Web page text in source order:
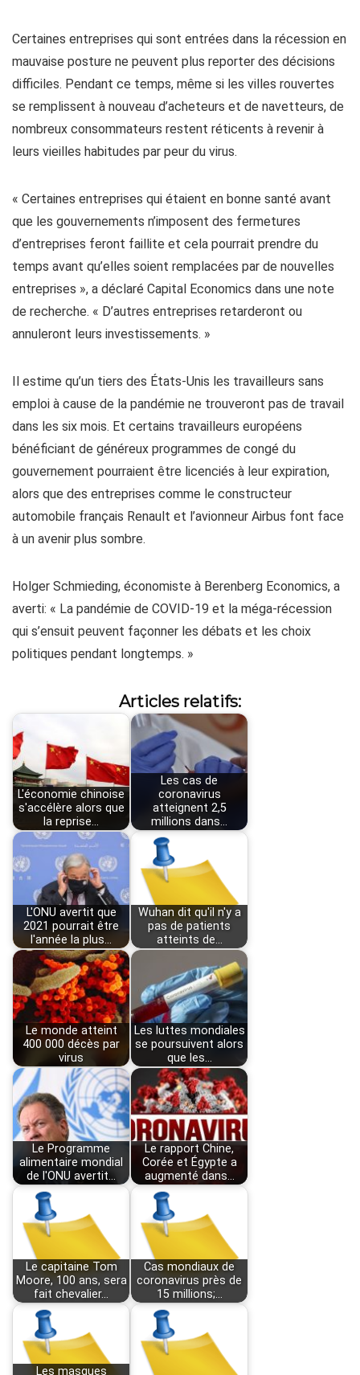
Certaines entreprises qui sont entrées dans la récession en
mauvaise posture ne peuvent plus reporter des décisions
difficiles. Pendant ce temps, même si les villes rouvertes
se remplissent à nouveau d’acheteurs et de navetteurs, de
nombreux consommateurs restent réticents à revenir à
leurs vieilles habitudes par peur du virus.
« Certaines entreprises qui étaient en bonne santé avant
que les gouvernements n’imposent des fermetures
d’entreprises feront faillite et cela pourrait prendre du
temps avant qu’elles soient remplacées par de nouvelles
entreprises », a déclaré Capital Economics dans une note
de recherche. « D’autres entreprises retarderont ou
annuleront leurs investissements. »
Il estime qu’un tiers des États-Unis les travailleurs sans
emploi à cause de la pandémie ne trouveront pas de travail
dans les six mois. Et certains travailleurs européens
bénéficiant de généreux programmes de congé du
gouvernement pourraient être licenciés à leur expiration,
alors que des entreprises comme le constructeur
automobile français Renault et l’avionneur Airbus font face
à un avenir plus sombre.
Holger Schmieding, économiste à Berenberg Economics, a
averti: « La pandémie de COVID-19 et la méga-récession
qui s’ensuit peuvent façonner les débats et les choix
politiques pendant longtemps. »
Articles relatifs:
L'économie chinoise
s'accélère alors que
la reprise…
Les cas de
coronavirus
atteignent 2,5
millions dans…
L'ONU avertit que
2021 pourrait être
l'année la plus…
Wuhan dit qu'il n'y a
pas de patients
atteints de…
Le monde atteint
400 000 décès par
virus
Les luttes mondiales
se poursuivent alors
que les…
Le Programme
alimentaire mondial
de l'ONU avertit…
Le rapport Chine,
Corée et Égypte a
augmenté dans…
Le capitaine Tom
Moore, 100 ans, sera
fait chevalier…
Cas mondiaux de
coronavirus près de
15 millions;…
Les masques